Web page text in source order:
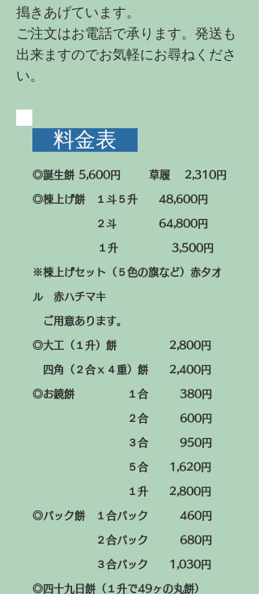
搗きあげています。
ご注文はお電話で承ります。発送も
出来ますのでお気軽にお尋ねくださ
い。
料金表
◎誕生餅 5,600円 草履 2,310円
◎棟上げ餅 １斗５升 48,600円
２斗 64,800円
１升 3,500円
※棟上げセット（５色の旗など）赤タオ
ル 赤ハチマキ
ご用意あります。
◎大工（１升）餅 2,800円
四角（２合ｘ４重）餅 2,400円
◎お鏡餅 １合 380円
２合 600円
３合 950円
５合 1,620円
１升 2,800円
◎パック餅 １合パック 460円
２合パック 680円
３合パック 1,030円
◎四十九日餅（１升で49ヶの丸餅）